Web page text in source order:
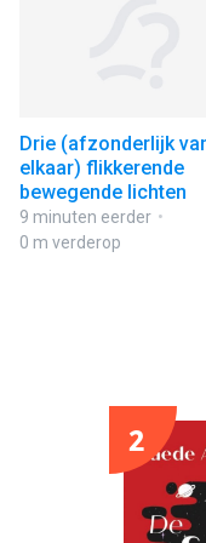
Drie (afzonderlijk
elkaar) flikkerende
bewegende lichten
9 minuten eerder
0 m verderop
2